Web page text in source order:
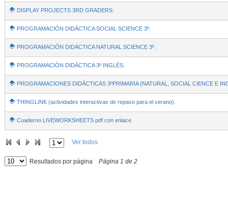
DISPLAY PROJECTS 3RD GRADERS.
PROGRAMACIÓN DIDÁCTICA SOCIAL SCIENCE 3º.
PROGRAMACIÓN DIDÁCTICA NATURAL SCIENCE 3º.
PROGRAMACIÓN DIDÁCTICA 3º INGLÉS.
PROGRAMACIONES DIDÁCTICAS 3ºPRIMARIA (NATURAL, SOCIAL CIENCE E
THINGLINK (actividades interactivas de repaso para el verano).
Cuaderno LIVEWORKSHEETS pdf con enlace.
Ver todos
Resultados por página Página 1 de 2